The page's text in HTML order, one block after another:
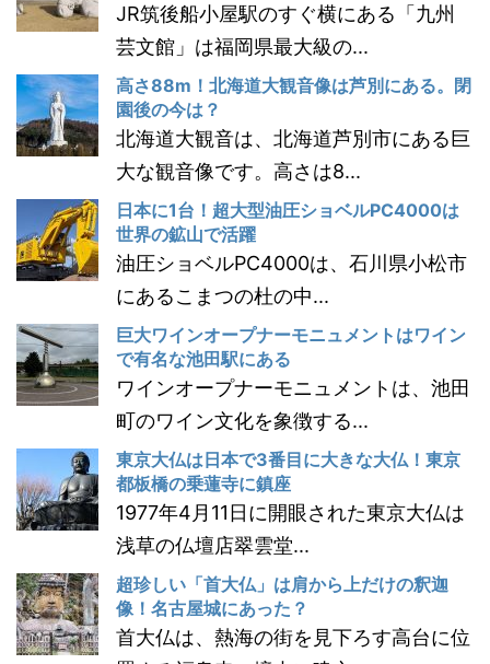
JR筑後船小屋駅のすぐ横にある「九州
芸文館」は福岡県最大級の...
高さ88m！北海道大観音像は芦別にある。閉
園後の今は？
北海道大観音は、北海道芦別市にある巨
大な観音像です。高さは8...
日本に1台！超大型油圧ショベルPC4000は
世界の鉱山で活躍
油圧ショベルPC4000は、石川県小松市
にあるこまつの杜の中...
巨大ワインオープナーモニュメントはワイン
で有名な池田駅にある
ワインオープナーモニュメントは、池田
町のワイン文化を象徴する...
東京大仏は日本で3番目に大きな大仏！東京
都板橋の乗蓮寺に鎮座
1977年4月11日に開眼された東京大仏は
浅草の仏壇店翠雲堂...
超珍しい「首大仏」は肩から上だけの釈迦
像！名古屋城にあった？
首大仏は、熱海の街を見下ろす高台に位